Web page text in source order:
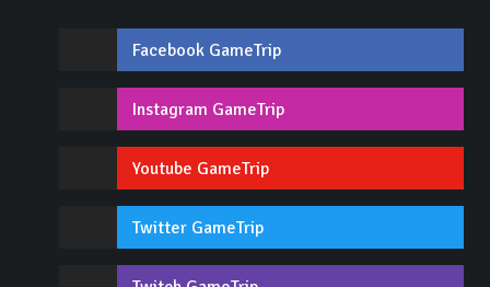
Facebook GameTrip
Instagram GameTrip
Youtube GameTrip
Twitter GameTrip